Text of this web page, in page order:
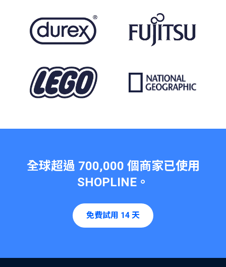
全球超過 700,000 個商家已使用
SHOPLINE 。
免費試用 14 天